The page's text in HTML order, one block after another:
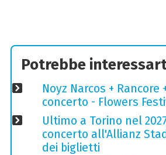
Potrebbe
Noyz Narcos + Rancore
concerto - Flowers
Ultimo a Torino nel
concerto all'Allianz
dei biglietti